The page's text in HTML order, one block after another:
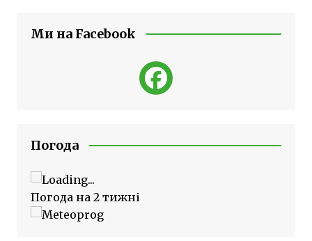
Ми на Facebook
Погода
Погода на 2 тижні